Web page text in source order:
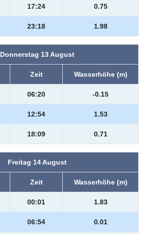
17:24 0.75
23:18 1.98
Donnerstag 13 August
Zeit Wasserhöhe (m)
06:20 -0.15
12:54 1.53
18:09 0.71
Freitag 14 August
Zeit Wasserhöhe (m)
00:01 1.83
06:54 0.01